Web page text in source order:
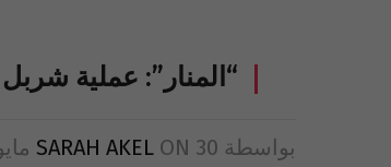
“المنار”: عملية
بواسطة SARAH AKEL ON 30 مايو 2011